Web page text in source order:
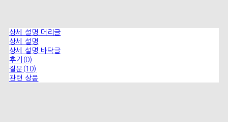
상세 설명 머리글
상세 설명
상세 설명 바닥글
후기(0)
질문(10)
관련 상품